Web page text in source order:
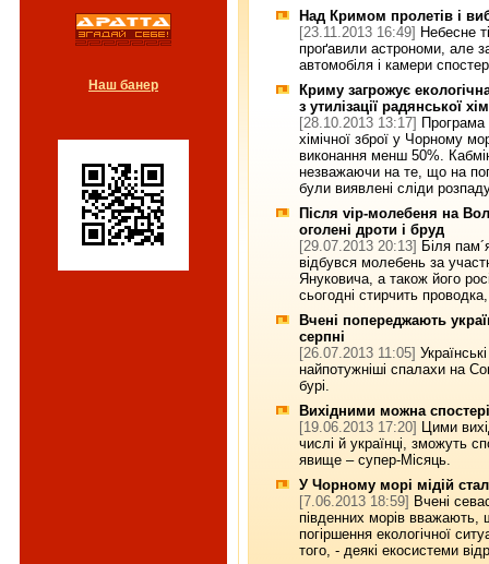
Наш банер
Над Кримом пролетів і
[23.11.2013 16:49] Небесне
проґавили астрономи, але
автомобіля і камери
Криму загрожує
з утилізації радянської
[28.10.2013 13:17]
хімічної зброї у Чорному
виконання менш 50%.
незважаючи на те, що на
були виявлені сліди
Після vip-молебеня на
оголені дроти і бруд
[29.07.2013 20:13] Біля
відбувся молебень за
Януковича, а також його
сьогодні стирчить
Вчені попереджають
серпні
[26.07.2013 11:05]
найпотужніші спалахи на
бурі.
Вихідними можна
[19.06.2013 17:20]
Цими
числі й українці, зможуть
явище – супер-Місяць.
У Чорному морі мідій
[7.06.2013 18:59] Вчені
південних морів вважають,
погіршення екологічної
того, - деякі екосистеми